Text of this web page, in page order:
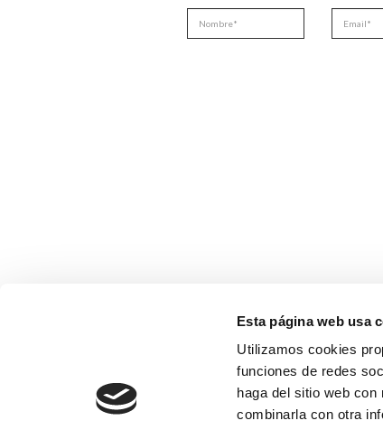
Esta página web usa
Utilizamos cookies
funciones de redes
haga del sitio web
combinarla con otra